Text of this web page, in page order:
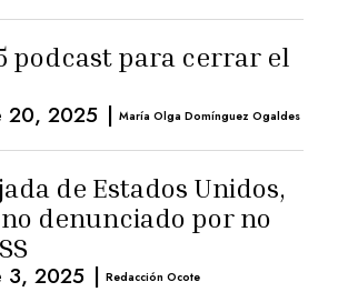
podcast para cerrar el
20, 2025 | María Olga Domínguez Ogaldes
de Estados Unidos,
denunciado por no
3, 2025 | Redacción Ocote